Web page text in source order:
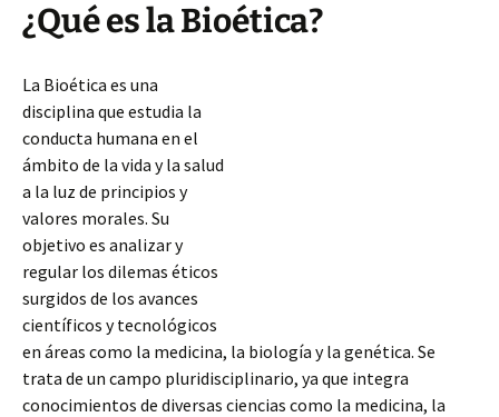
¿Qué es la Bioética?
La Bioética es una
disciplina que estudia la
conducta humana en el
ámbito de la vida y la salud
a la luz de principios y
valores morales. Su
objetivo es analizar y
regular los dilemas éticos
surgidos de los avances
científicos y tecnológicos
en áreas como la medicina, la biología y la genética. Se
trata de un campo pluridisciplinario, ya que integra
conocimientos de diversas ciencias como la medicina, la